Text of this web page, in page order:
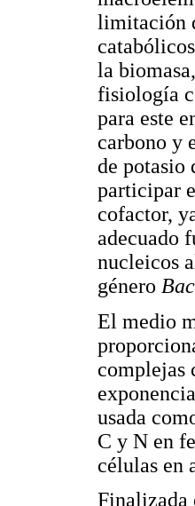
limitación
la
fisiología
para este
carbono y
de potasio
participar
cofactor,
adecuado
nucleicos
género
El medio
complejas
usada
C y N en
células en
Finalizada